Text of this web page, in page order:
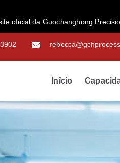
oficial da Guochanghong
Início